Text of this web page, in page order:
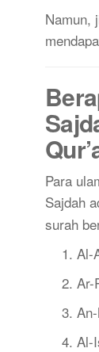
Namun,
Para
Sajdah
surah
Al-
Ar-
Al-